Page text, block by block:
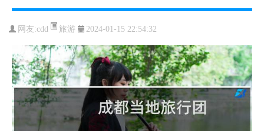
网友:cdd 旅游 2024-01-15 22:54:32